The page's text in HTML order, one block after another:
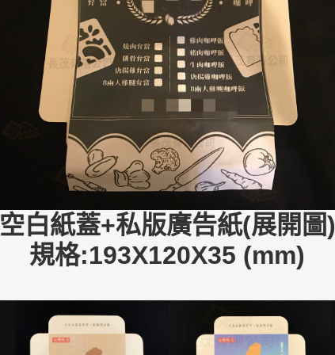
空白紙蓋+私版廣告紙(展開圖)
規格:193X120X35 (mm)